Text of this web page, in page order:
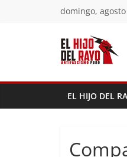
domingo,
EL HIJO DEL